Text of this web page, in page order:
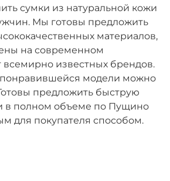
сумки из натуральной кожи
Мы готовы предложить
материалов,
на современном
всемирно известных брендов.
модели можно
предложить быструю
в полном объеме по Пущино
для покупателя способом.